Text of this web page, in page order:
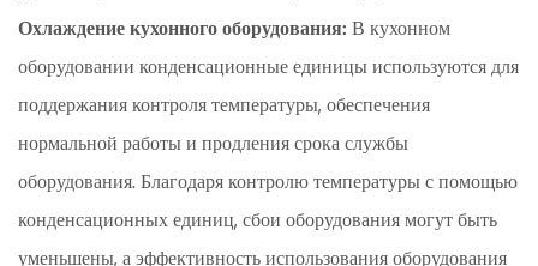
Охлаждение кухонного оборудования: В кухонном
оборудовании конденсационные единицы используются для
поддержания контроля температуры, обеспечения
нормальной работы и продления срока службы
оборудования. Благодаря контролю температуры с помощью
конденсационных единиц, сбои оборудования могут быть
уменьшены, а эффективность использования оборудования